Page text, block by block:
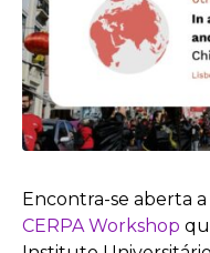
Encontra-se aberta
CERPA Workshop